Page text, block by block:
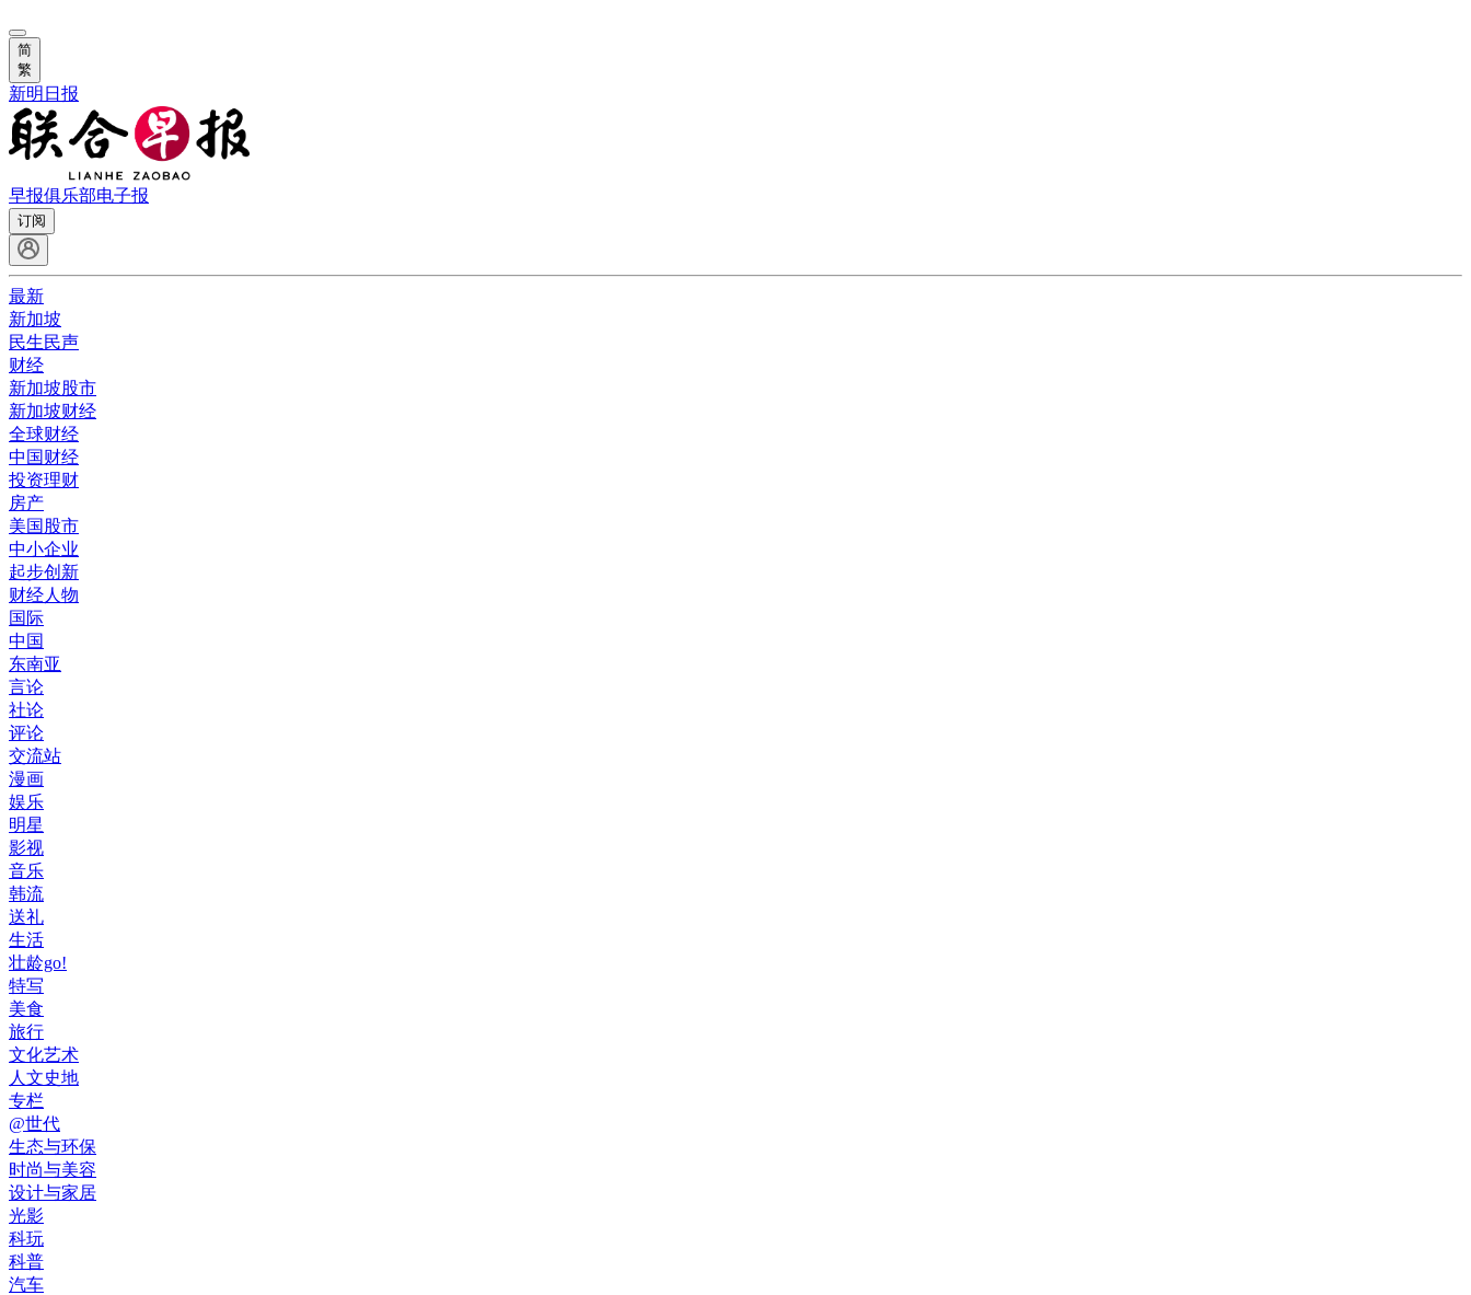
简
繁
新明日报
早报俱乐部电子报
订阅
最新
新加坡
民生民声
财经
新加坡股市
新加坡财经
全球财经
中国财经
投资理财
房产
美国股市
中小企业
起步创新
财经人物
国际
中国
东南亚
言论
社论
评论
交流站
漫画
娱乐
明星
影视
音乐
韩流
送礼
生活
壮龄go!
特写
美食
旅行
文化艺术
人文史地
专栏
@世代
生态与环保
时尚与美容
设计与家居
光影
科玩
科普
汽车